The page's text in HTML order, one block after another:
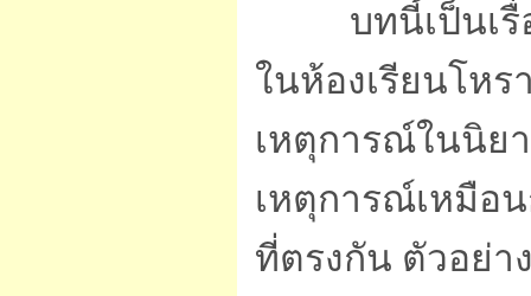
บทนี้เป็นเ
ในห้องเรียนโหร
เหตุการณ์ในนิย
เหตุการณ์เหมือ
ที่ตรงกัน ตัวอย่า